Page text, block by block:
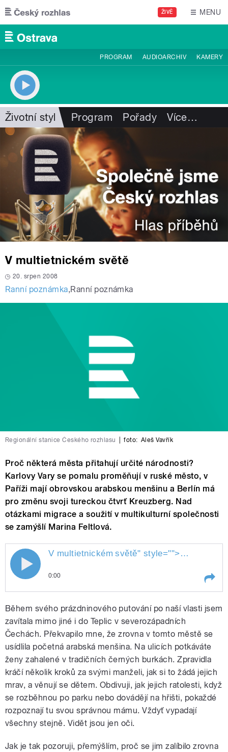
Přejít k hlavnímu obsahu
ŽIVĚ MENU
PROGRAM AUDIOARCHIV KAMERY
Životní styl Program Pořady Více…
V multietnickém světě
20. srpen 2008
Ranní poznámka,Ranní poznámka
Regionální stanice Českého rozhlasu foto: Aleš Vavřík
Proč některá města přitahují určité národnosti?
Karlovy Vary se pomalu proměňují v ruské město, v
Paříži mají obrovskou arabskou menšinu a Berlín má
pro změnu svoji tureckou čtvrť Kreuzberg. Nad
otázkami migrace a soužití v multikulturní společnosti
se zamýšlí Marina Feltlová.
pause
V multietnickém světě" style=""> V
0:00
Během svého prázdninového putování po naší vlasti jsem
zavítala mimo jiné i do Teplic v severozápadních
Čechách. Překvapilo mne, že zrovna v tomto městě se
usídlila početná arabská menšina. Na ulicích potkáváte
ženy zahalené v tradičních černých burkách. Zpravidla
kráčí několik kroků za svými manželi, jak si to žádá jejich
mrav, a věnují se dětem. Obdivuji, jak jejich ratolesti, když
se rozběhnou po parku nebo dovádějí na hřišti, pokaždé
rozpoznají tu svou správnou mámu. Vždyť vypadají
všechny stejně. Vidět jsou jen oči.
Jak je tak pozoruji, přemýšlím, proč se jim zalíbilo zrovna